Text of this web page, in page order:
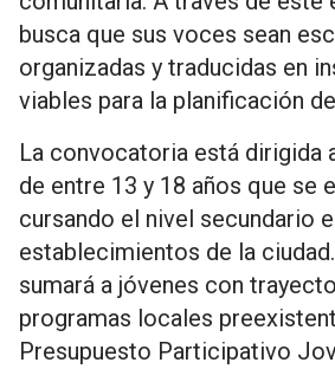
busca que sus voces sean
organizadas y traducidas en
viables para la planificación
La convocatoria está dirigida
de entre 13 y 18 años que se
cursando el nivel secundario
establecimientos de la
sumará a jóvenes con
programas locales
Presupuesto Participativo